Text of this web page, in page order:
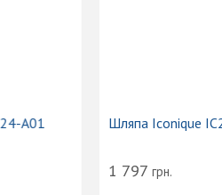
Шляпа Iconique IC24-A01
грн.